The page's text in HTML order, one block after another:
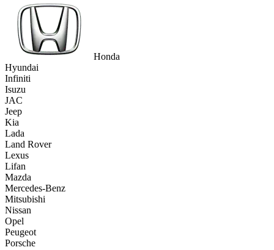
Honda
Hyundai
Infiniti
Isuzu
JAC
Jeep
Kia
Lada
Land Rover
Lexus
Lifan
Mazda
Mercedes-Benz
Mitsubishi
Nissan
Opel
Peugeot
Porsche